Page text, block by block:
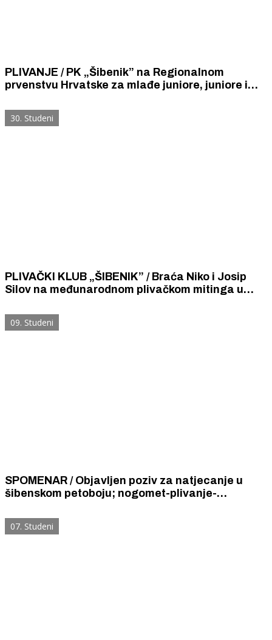
PLIVANJE / PK „Šibenik” na Regionalnom
prvenstvu Hrvatske za mlađe juniore, juniore i
najboljih hrvatskih plivačkih klubova
30. Studeni
PLIVAČKI KLUB „ŠIBENIK” / Braća Niko i Josip
Silov na međunarodnom plivačkom mitinga u
osobne rekorde.
09. Studeni
SPOMENAR / Objavljen poziv za natjecanje u
šibenskom petoboju; nogomet-plivanje-
07. Studeni